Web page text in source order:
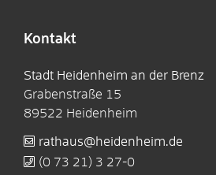
Kontakt
Stadt Heidenheim an der Brenz
Grabenstraße 15
89522 Heidenheim
rathaus@heidenheim.de
(0 73 21) 3 27-0